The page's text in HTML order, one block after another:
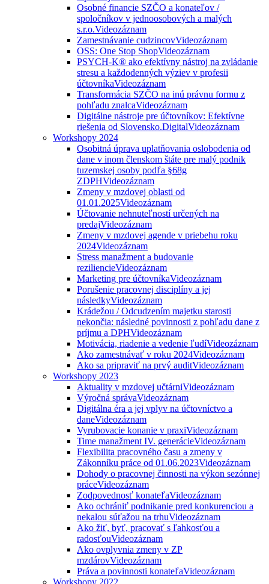
Osobné financie SZČO a konateľov /
spoločníkov v jednoosobových a malých
s.r.o.Videozáznam
Zamestnávanie cudzincovVideozáznam
OSS: One Stop ShopVideozáznam
PSYCH-K® ako efektívny nástroj na zvládanie
stresu a každodenných výziev v profesii
účtovníkaVideozáznam
Transformácia SZČO na inú právnu formu z
pohľadu znalcaVideozáznam
Digitálne nástroje pre účtovníkov: Efektívne
riešenia od Slovensko.DigitalVideozáznam
Workshopy 2024
Osobitná úprava uplatňovania oslobodenia od
dane v inom členskom štáte pre malý podnik
tuzemskej osoby podľa §68g
ZDPHVideozáznam
Zmeny v mzdovej oblasti od
01.01.2025Videozáznam
Účtovanie nehnuteľností určených na
predajVideozáznam
Zmeny v mzdovej agende v priebehu roku
2024Videozáznam
Stress manažment a budovanie
reziliencieVideozáznam
Marketing pre účtovníkaVideozáznam
Porušenie pracovnej disciplíny a jej
následkyVideozáznam
Krádežou / Odcudzením majetku starosti
nekončia: následné povinnosti z pohľadu dane z
príjmu a DPHVideozáznam
Motivácia, riadenie a vedenie ľudíVideozáznam
Ako zamestnávať v roku 2024Videozáznam
Ako sa pripraviť na prvý auditVideozáznam
Workshopy 2023
Aktuality v mzdovej učtárniVideozáznam
Výročná správaVideozáznam
Digitálna éra a jej vplyv na účtovníctvo a
daneVideozáznam
Vyrubovacie konanie v praxiVideozáznam
Time manažment IV. generácieVideozáznam
Flexibilita pracovného času a zmeny v
Zákonníku práce od 01.06.2023Videozáznam
Dohody o pracovnej činnosti na výkon sezónnej
práceVideozáznam
Zodpovednosť konateľaVideozáznam
Ako ochrániť podnikanie pred konkurenciou a
nekalou súťažou na trhuVideozáznam
Ako žiť, byť, pracovať s ľahkosťou a
radosťouVideozáznam
Ako ovplyvnia zmeny v ZP
mzdárovVideozáznam
Práva a povinnosti konateľaVideozáznam
Workshopy 2022